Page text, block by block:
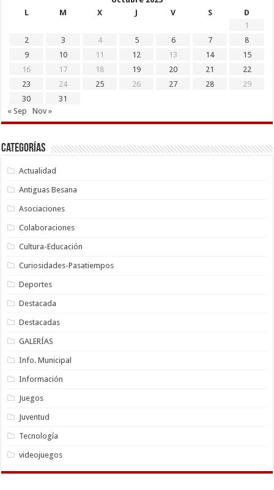
L
M X J V S
D
1
2
3 4 5 6 7
8
9
10 11 12 13 14
15
16
17 18 19 20 21
22
23
24 25 26 27 28
29
30
31
« Sep
Nov »
Categorías
Actualidad
Antiguas Besana
Asociaciones
Colaboraciones
Cultura-Educación
Curiosidades-Pasatiempos
Deportes
Destacada
Destacadas
GALERÍAS
Info. Municipal
Información
Juegos
Juventud
Tecnología
videojuegos